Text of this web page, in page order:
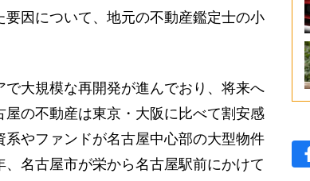
因について、地元の不動産鑑定士の小
で大規模な再開発が進んでおり、将来へ
の不動産は東京・大阪に比べて割安感
やファンドが名古屋中心部の大型物件
名古屋市が栄から名古屋駅前にかけて